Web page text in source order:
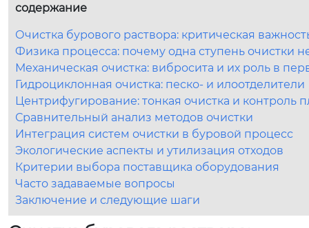
содержание
Очистка бурового раствора: критическая
Физика процесса: почему одна ступень очистки
Механическая очистка: вибросита и их роль в
Гидроциклонная очистка: песко- и илоотделители
Центрифугирование: тонкая очистка и контроль
Сравнительный анализ методов очистки
Интеграция систем очистки в буровой процесс
Экологические аспекты и утилизация отходов
Критерии выбора поставщика оборудования
Часто задаваемые вопросы
Заключение и следующие шаги